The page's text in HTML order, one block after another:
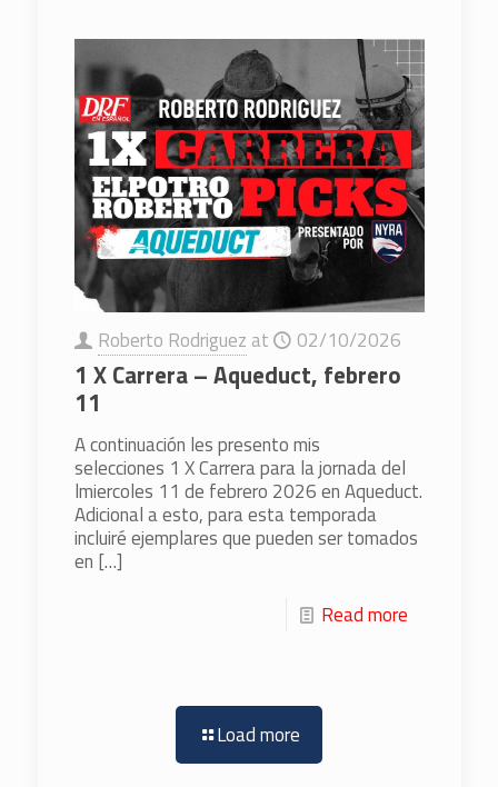
Roberto Rodriguez at 02/10/2026
1 X Carrera – Aqueduct, febrero
11
A continuación les presento mis
selecciones 1 X Carrera para la jornada del
lmiercoles 11 de febrero 2026 en Aqueduct.
Adicional a esto, para esta temporada
incluiré ejemplares que pueden ser tomados
en […]
Read more
Load more